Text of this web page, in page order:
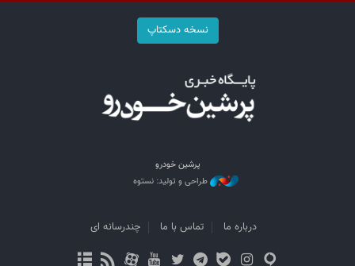
نسخه دسکتاپ
پرشین خودرو
طراحی و تولید: نستوه
درباره ما تماس با ما چندرسانه ای